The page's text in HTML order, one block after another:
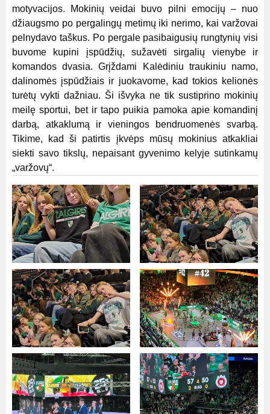
motyvacijos. Mokinių veidai buvo pilni emocijų – nuo
džiaugsmo po pergalingų metimų iki nerimo, kai varžovai
pelnydavo taškus. Po pergale pasibaigusių rungtynių visi
buvome kupini įspūdžių, sužavėti sirgalių vienybe ir
komandos dvasia. Grįždami Kalėdiniu traukiniu namo,
dalinomės įspūdžiais ir juokavome, kad tokios kelionės
turėtų vykti dažniau. Ši išvyka ne tik sustiprino mokinių
meilę sportui, bet ir tapo puikia pamoka apie komandinį
darbą, atkaklumą ir vieningos bendruomenės svarbą.
Tikime, kad ši patirtis įkvėps mūsų mokinius atkakliai
siekti savo tikslų, nepaisant gyvenimo kelyje sutinkamų
„varžovų“.